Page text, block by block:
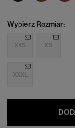
Wybierz Rozmiar:
XXS XS
XXXL